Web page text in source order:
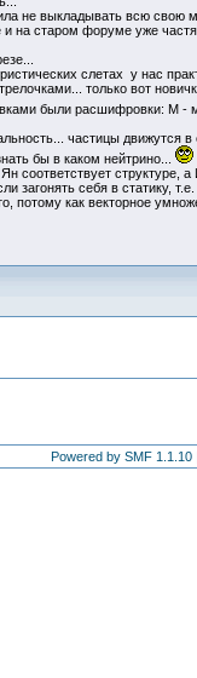
не выкладывать всю свою
и на старом форуме уже
слетах у нас
только вот
были расшифровки: М
частицы движутся
бы в каком нейтрино...
Ян соответствует структуре,
загонять себя в статику,
потому как векторное
Powered by SMF 1.1.10